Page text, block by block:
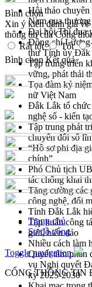
Hội thảo chuyên
Nam qua
Đại hội Thi đua
Đồng chí Lương
thư Tỉnh ủy Đắk
Tập trung triển
vững, phát thải
Tọa đàm kỷ
nữ Việt Nam
Đắk Lắk tổ chức
nghệ số - kiến
Tập trung phát
chuyển đổi số
“Hồ sơ phi địa
chính”
Phó Chủ tịch
tác chống khai
Tăng cường các
công nghệ, đổi
Tỉnh Đắk Lắk
Tập huấn công
giới, biển đảo
Nhiều cách làm
Quyết tâm phấn
vụ Nghị quyết
kỳ 2025-2030
Bình chọn
Xin ý kiến đánh giá về
thông tin của Cổng
Rất tốt
Tốt
Bình chọnKết quả
Trang chủ
Sơ đồ cổng
Toggle navigation
CỔNG THÔNG